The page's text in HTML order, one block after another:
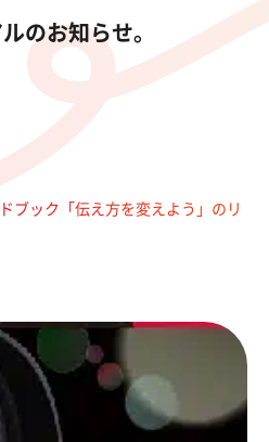
のお知らせ。
ブック「伝え方を変えよう」のリ